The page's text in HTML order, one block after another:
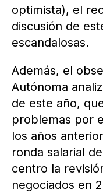
optimista), el
discusión de
escandalosas.
Además, el
Autónoma
de este año,
problemas por
los años
ronda salarial
centro la
negociados en